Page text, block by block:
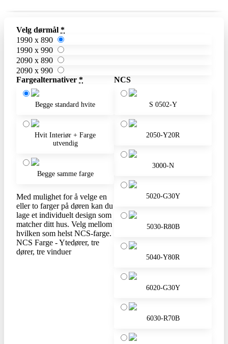
Velg dørmål *
1990 x 890
1990 x 990
2090 x 890
2090 x 990
Fargealternativer *
Begge standard hvite
Hvit Interiør + Farge
utvendig
Begge samme farge
Med mulighet for å velge en
eller to farger på døren kan du
lage et individuelt design som
matcher ditt hus. Velg mellom
hvilken som helst NCS-farge.
NCS Farge - Ytedører, tre
dører, tre vinduer
NCS
S 0502-Y
2050-Y20R
3000-N
5020-G30Y
5030-R80B
5040-Y80R
6020-G30Y
6030-R70B